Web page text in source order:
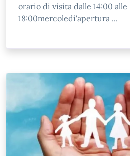
orario di visita dalle 14:00 alle
18:00mercoledi'apertura ...